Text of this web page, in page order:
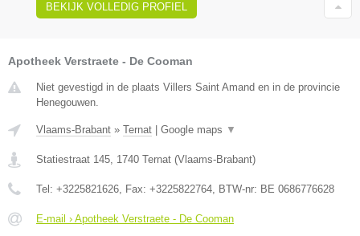
BEKIJK VOLLEDIG PROFIEL
Apotheek Verstraete - De Cooman
Niet gevestigd in de plaats Villers Saint Amand en in de provincie
Henegouwen.
Vlaams-Brabant » Ternat Google maps ▼
Statiestraat 145, 1740 Ternat (Vlaams-Brabant)
Tel: +3225821626, Fax: +3225822764, BTW-nr: BE 0686776628
E-mail › Apotheek Verstraete - De Cooman